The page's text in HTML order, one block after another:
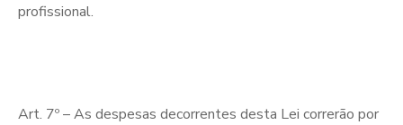
profissional.
Art. 7º – As despesas decorrentes desta Lei correrão por